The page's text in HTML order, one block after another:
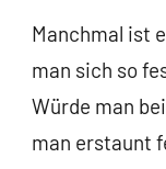
Flassbeck
Manchmal ist
man sich so
Würde man
man erstaunt